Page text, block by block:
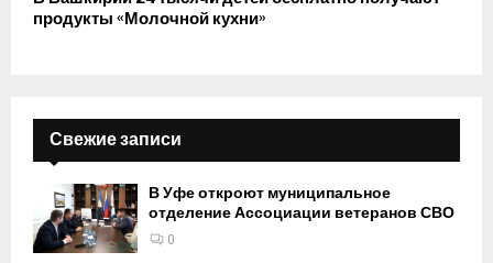
продукты «Молочной кухни»
Свежие записи
В Уфе откроют муниципальное
отделение Ассоциации ветеранов СВО
0